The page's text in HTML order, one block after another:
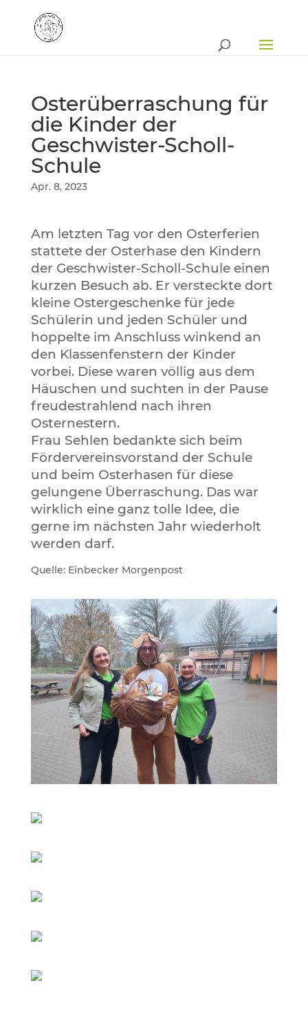
Osterüberraschung für
die Kinder der
Geschwister-Scholl-
Schule
Apr. 8, 2023
Am letzten Tag vor den Osterferien
stattete der Osterhase den Kindern
der Geschwister-Scholl-Schule einen
kurzen Besuch ab. Er versteckte dort
kleine Ostergeschenke für jede
Schülerin und jeden Schüler und
hoppelte im Anschluss winkend an
den Klassenfenstern der Kinder
vorbei. Diese waren völlig aus dem
Häuschen und suchten in der Pause
freudestrahlend nach ihren
Osternestern.
Frau Sehlen bedankte sich beim
Fördervereinsvorstand der Schule
und beim Osterhasen für diese
gelungene Überraschung. Das war
wirklich eine ganz tolle Idee, die
gerne im nächsten Jahr wiederholt
werden darf.
Quelle: Einbecker Morgenpost